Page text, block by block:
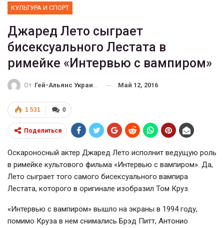
КУЛЬТУРА И СПОРТ
Джаред Лето сыграет
бисексуального Лестата в
римейке «Интервью с вампиром»
От Гей-Альянс Украина Май 12, 2016
0
1 531
Поделиться
Оскароносный актер Джаред Лето исполнит ведущую роль
в римейке культового фильма «Интервью с вампиром». Да,
Лето сыграет того самого бисексуального вампира
Лестата, которого в оригинале изобразил Том Круз.
«Интервью с вампиром» вышло на экраны в 1994 году,
помимо Круза в нем снимались Брэд Питт, Антонио